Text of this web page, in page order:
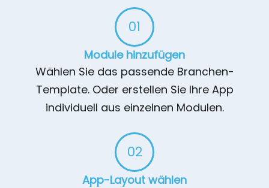
01
Module hinzufügen​
Wählen Sie das passende Branchen-
Template. Oder erstellen Sie Ihre App
individuell aus einzelnen Modulen.
02
App-Layout wählen​